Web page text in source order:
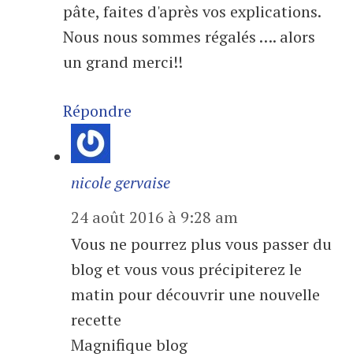
pâte, faites d'après vos explications.
Nous nous sommes régalés …. alors
un grand merci!!
Répondre
nicole gervaise
24 août 2016 à 9:28 am
Vous ne pourrez plus vous passer du
blog et vous vous précipiterez le
matin pour découvrir une nouvelle
recette
Magnifique blog